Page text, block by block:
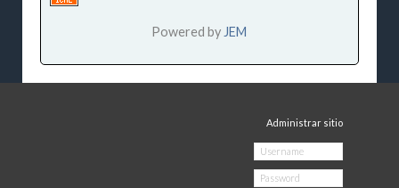
Powered by JEM
Administrar sitio